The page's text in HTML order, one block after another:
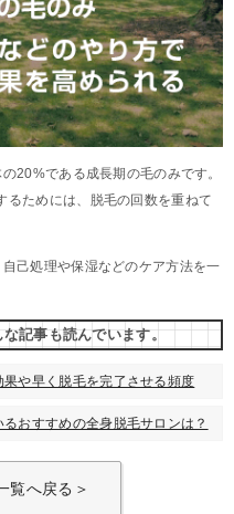
20%である成長期の毛のみです。
るためには、脱毛の回数を重ねて
己処理や保湿などのケア方法を一
記事も読んでいます。
や早く脱毛を完了させる頻度
おすすめの全身脱毛サロンは？
覧へ戻る＞